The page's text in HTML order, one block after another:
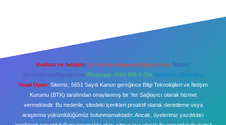
Reklam ve İletişim: E-mail: backlinkpaneli@gmail.com Teams:
forumhizmeti@gmail.com Whatsapp: 0262 606 0 726 Telegram: @karabul
Yasal Uyarı: Sitemiz, 5651 Sayılı Kanun gereğince Bilgi Teknolojileri ve İletişim
Kurumu (BTK) tarafından onaylanmış bir Yer Sağlayıcı olarak hizmet
vermektedir. Bu nedenle, sitedeki içerikleri proaktif olarak denetleme veya
araştırma yükümlülüğümüz bulunmamaktadır. Ancak, üyelerimiz yazdıkları